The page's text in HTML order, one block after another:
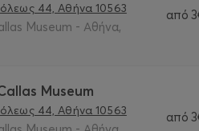
44, Αθήνα 10563
Museum - Αθήνα,
από
Museum
44, Αθήνα 10563 από